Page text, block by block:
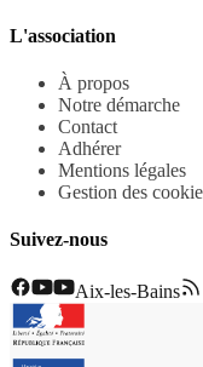
L'association
À propos
Notre démarche
Contact
Adhérer
Mentions légales
Gestion des
Suivez-nous
Aix-les-Bains